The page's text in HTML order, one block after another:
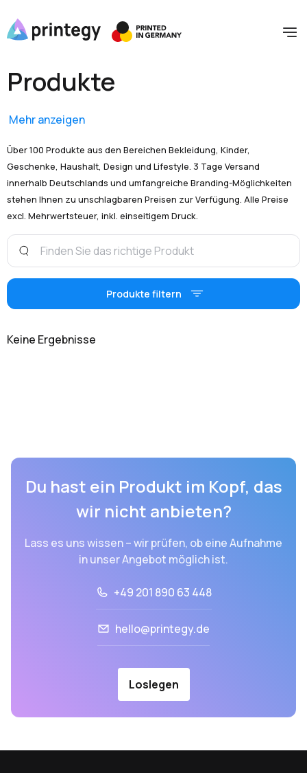
Produkte
Mehr anzeigen
Über 100 Produkte aus den Bereichen Bekleidung, Kinder,
Geschenke, Haushalt, Design und Lifestyle. 3 Tage Versand
innerhalb Deutschlands und umfangreiche Branding-Möglichkeiten
stehen Ihnen zu unschlagbaren Preisen zur Verfügung. Alle Preise
excl. Mehrwertsteuer, inkl. einseitigem Druck.
Produkte filtern
Keine Ergebnisse
Du hast ein Produkt im Kopf, das
wir nicht anbieten?
Lass es uns wissen – wir prüfen, ob eine Aufnahme
in unser Angebot möglich ist.
+49 201 890 63 448
hello@printegy.de
Loslegen